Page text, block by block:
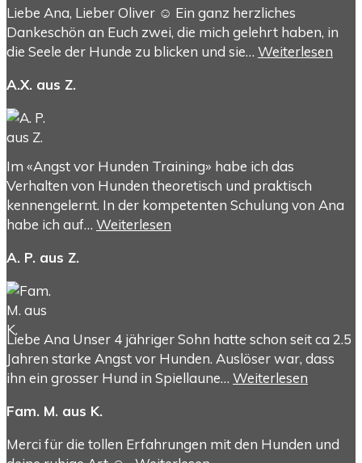
Liebe Ana, Lieber Oliver ☺️ Ein ganz herzliches
Dankeschön an Euch zwei, die mich gelehrt haben, in
die Seele der Hunde zu blicken und sie… Weiterlesen
A.X. aus Z.
Im «Angst vor Hunden Training» habe ich das
Verhalten von Hunden theoretisch und praktisch
kennengelernt. In der kompetenten Schulung von Ana
habe ich auf… Weiterlesen
A. P. aus Z.
Liebe Ana Unser 4 jähriger Sohn hatte schon seit ca 2.5
Jahren starke Angst vor Hunden. Auslöser war, dass
ihn ein grosser Hund in Spiellaune… Weiterlesen
Fam. M. aus K.
Merci für die tollen Erfahrungen mit den Hunden und